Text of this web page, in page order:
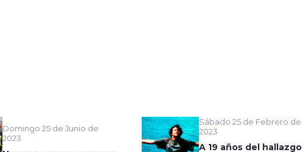
Domingo 25 de Junio de
2023
Sábado 25 de Febrero de
2023
A 19 años del hallazgo